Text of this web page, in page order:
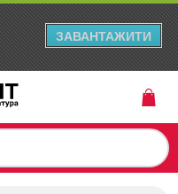
ЗАВАНТАЖИТИ